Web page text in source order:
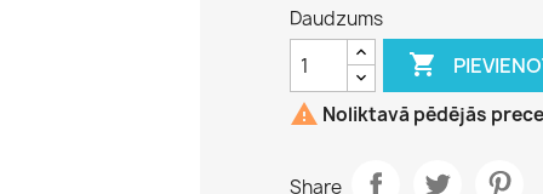
Daudzums

 Noliktavā pēdējās
Share